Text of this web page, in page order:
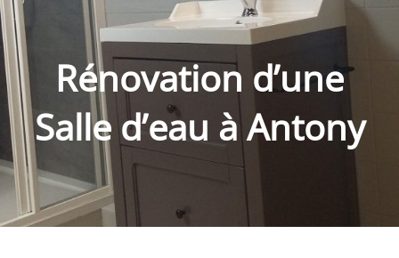
Rénovation d’une
Salle d’eau à Antony